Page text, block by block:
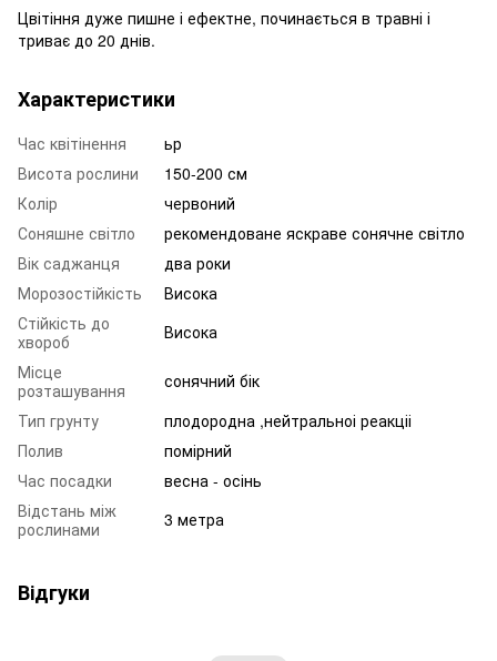
Цвітіння дуже пишне і ефектне, починається в травні і
триває до 20 днів.
Характеристики
Час квітінення
ьр
Висота рослини
150-200 см
Колір
червоний
Соняшне світло
рекомендоване яскраве сонячне світло
Вік саджанця
два роки
Морозостійкість
Висока
Стійкість до
хвороб
Висока
Місце
розташування
сонячний бік
Тип грунту
плодородна ,нейтральноі реакціі
Полив
помірний
Час посадки
весна - осінь
Відстань між
рослинами
3 метра
Відгуки